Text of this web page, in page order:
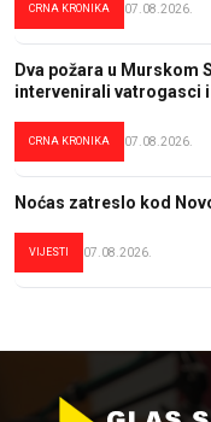
CRNA KRONIKA 07.08.2026.
Dva požara u Murskom
intervenirali vatrogasci
CRNA KRONIKA 07.08.2026.
Noćas zatreslo kod
VIJESTI 07.08.2026.